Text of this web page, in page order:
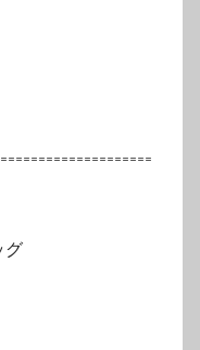
グ